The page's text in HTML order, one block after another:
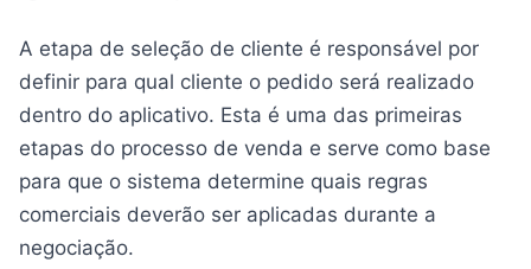
A etapa de seleção de cliente é responsável por
definir para qual cliente o pedido será realizado
dentro do aplicativo. Esta é uma das primeiras
etapas do processo de venda e serve como base
para que o sistema determine quais regras
comerciais deverão ser aplicadas durante a
negociação.